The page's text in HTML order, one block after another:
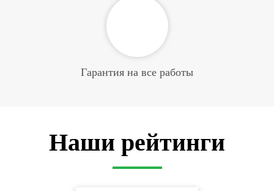
600 ₽
500 ₽
Гарантия на все работы
Наши рейтинги